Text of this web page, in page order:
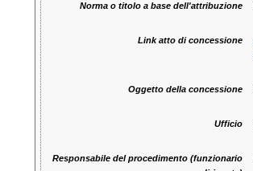
Norma o titolo a base dell'attribuzione
Link atto di concessione
Oggetto della concessione
Ufficio
Responsabile del procedimento (funzionario